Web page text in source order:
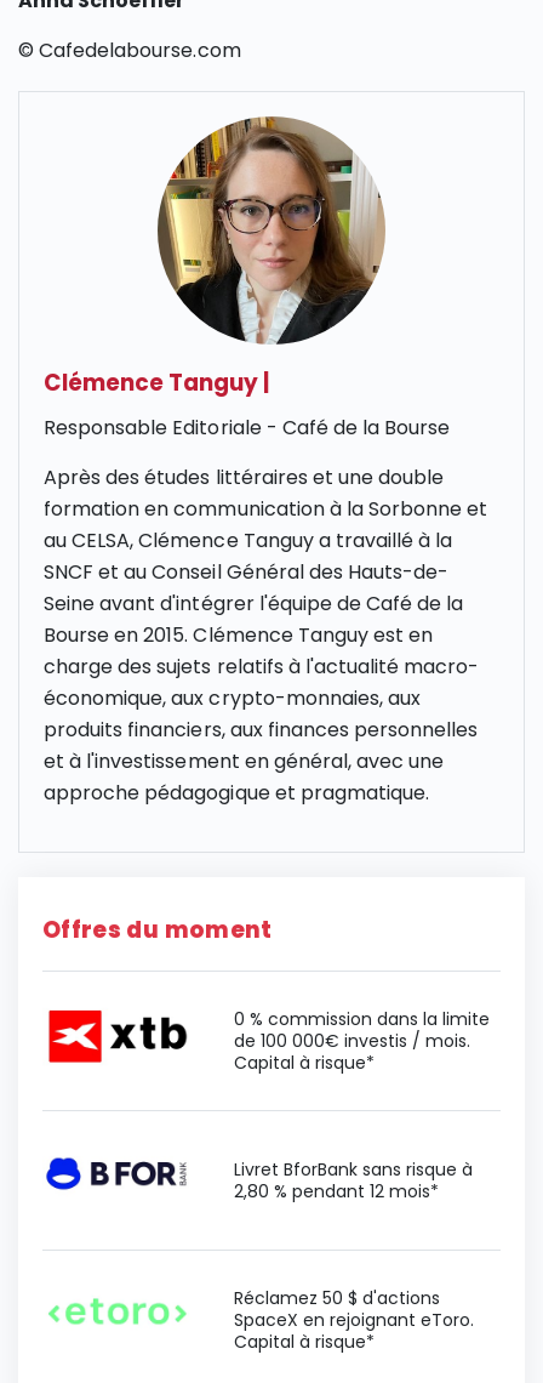
© Cafedelabourse.com
Clémence Tanguy
Responsable Editoriale - Café de la Bourse
Après des études littéraires et une double
formation en communication à la Sorbonne et
au CELSA, Clémence Tanguy a travaillé à la
SNCF et au Conseil Général des Hauts-de-
Seine avant d'intégrer l'équipe de Café de la
Bourse en 2015. Clémence Tanguy est en
charge des sujets relatifs à l'actualité macro-
économique, aux crypto-monnaies, aux
produits financiers, aux finances personnelles
et à l'investissement en général, avec une
approche pédagogique et pragmatique.
Offres du moment
0 % commission dans la limite
de 100 000€ investis / mois.
Capital à risque*
Livret BforBank sans risque à
2,80 % pendant 12 mois*
Réclamez 50 $ d'actions
SpaceX en rejoignant eToro.
Capital à risque*